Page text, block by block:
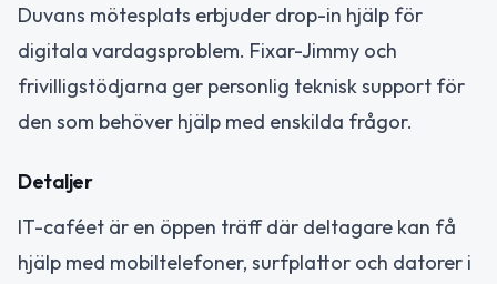
Duvans mötesplats erbjuder drop-in hjälp för
digitala vardagsproblem. Fixar-Jimmy och
frivilligstödjarna ger personlig teknisk support för
den som behöver hjälp med enskilda frågor.
Detaljer
IT-caféet är en öppen träff där deltagare kan få
hjälp med mobiltelefoner, surfplattor och datorer i